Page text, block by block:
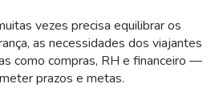
vezes precisa equilibrar os
as necessidades dos viajantes
como compras, RH e financeiro —
prazos e metas.